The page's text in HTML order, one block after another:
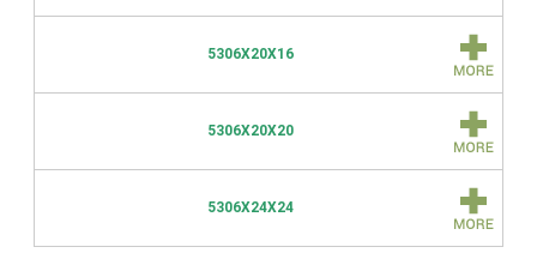
5306X20X16
5306X20X20
5306X24X24